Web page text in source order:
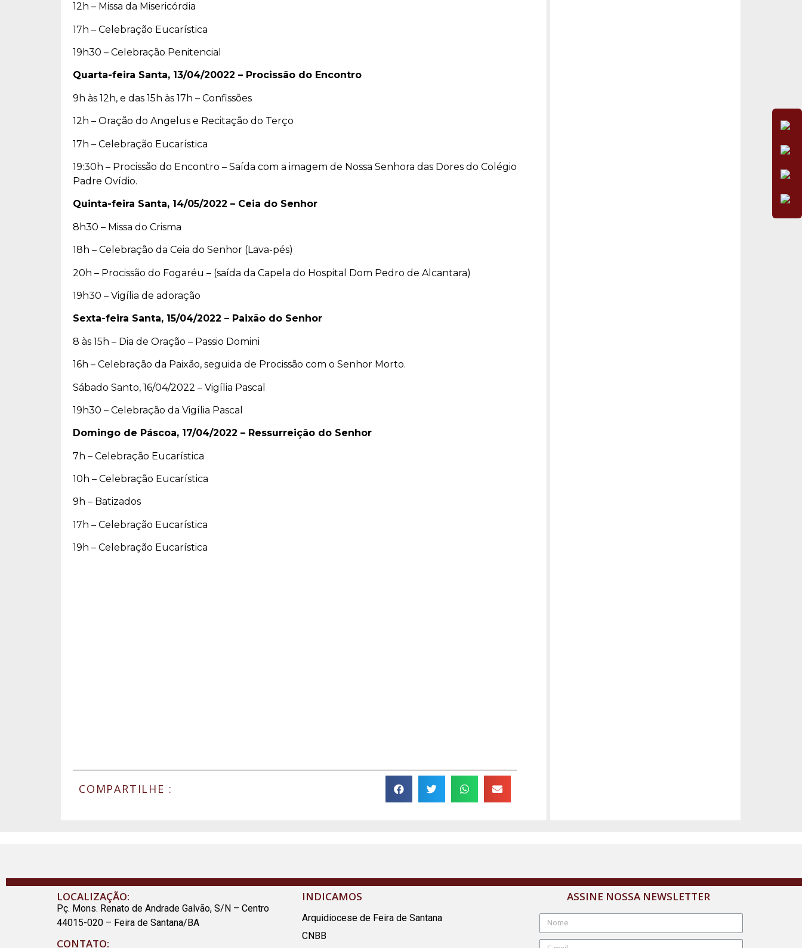
12h – Missa da Misericórdia
17h – Celebração Eucarística
19h30 – Celebração Penitencial
Quarta-feira Santa, 13/04/20022 – Procissão do Encontro
9h às 12h, e das 15h às 17h – Confissões
12h – Oração do Angelus e Recitação do Terço
17h – Celebração Eucarística
19:30h – Procissão do Encontro – Saída com a imagem de Nossa Senhora das Dores do Colégio
Padre Ovídio.
Quinta-feira Santa, 14/05/2022 – Ceia do Senhor
8h30 – Missa do Crisma
18h – Celebração da Ceia do Senhor (Lava-pés)
20h – Procissão do Fogaréu – (saída da Capela do Hospital Dom Pedro de Alcantara)
19h30 – Vigília de adoração
Sexta-feira Santa, 15/04/2022 – Paixão do Senhor
8 às 15h – Dia de Oração – Passio Domini
16h – Celebração da Paixão, seguida de Procissão com o Senhor Morto.
Sábado Santo, 16/04/2022 – Vigília Pascal
19h30 – Celebração da Vigília Pascal
Domingo de Páscoa, 17/04/2022 – Ressurreição do Senhor
7h – Celebração Eucarística
10h – Celebração Eucarística
9h – Batizados
17h – Celebração Eucarística
19h – Celebração Eucarística
COMPARTILHE :
LOCALIZAÇÃO:
Pç. Mons. Renato de Andrade Galvão, S/N – Centro
44015-020 – Feira de Santana/BA
CONTATO:
INDICAMOS
Arquidiocese de Feira de Santana
CNBB
ASSINE NOSSA NEWSLETTER